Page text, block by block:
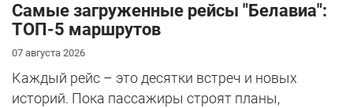
Самые загруженные рейсы "Белавиа":
ТОП-5 маршрутов
07 августа 2026
Каждый рейс – это десятки встреч и новых
историй. Пока пассажиры строят планы,